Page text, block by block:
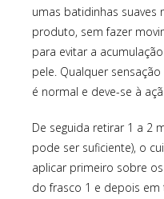
umas batidinhas
produto, sem fazer
para evitar a
pele. Qualquer
é normal e deve-se à
De seguida retirar 1 a 2
pode ser suficiente), o
aplicar primeiro sobre
do frasco 1 e depois